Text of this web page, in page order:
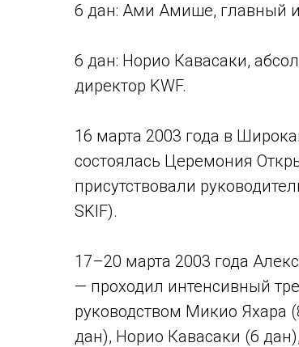
6 дан: Ами Амише, главный
6 дан: Норио Кавасаки,
директор KWF.
16 марта 2003 года в
состоялась Церемония
присутствовали
SKIF).
17–20 марта 2003 года
— проходил интенсивный
руководством Микио Яхара
дан), Норио Кавасаки (6